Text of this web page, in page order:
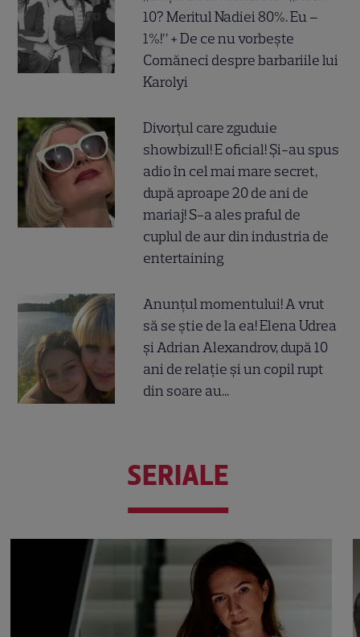
10? Meritul Nadiei 80%. Eu –
1%!” + De ce nu vorbește
Comăneci despre barbariile lui
Karolyi
Divorțul care zguduie
showbizul! E oficial! Și-au spus
adio în cel mai mare secret,
după aproape 20 de ani de
mariaj! S-a ales praful de
cuplul de aur din industria de
entertaining
Anunțul momentului! A vrut
să se știe de la ea! Elena Udrea
și Adrian Alexandrov, după 10
ani de relație și un copil rupt
din soare au...
SERIALE